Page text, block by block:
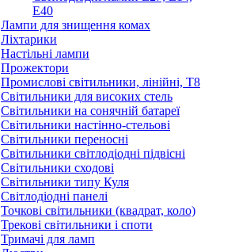
E40
Лампи для знищення комах
Ліхтарики
Настільні лампи
Прожектори
Промислові світильники, лінійні, Т8
Світильники для високих стель
Світильники на сонячній батареї
Світильники настінно-стельові
Світильники переносні
Світильники світлодіодні підвісні
Світильники сходові
Світильники типу Куля
Світлодіодні панелі
Точкові світильники (квадрат, коло)
Трекові світильники і споти
Тримачі для ламп